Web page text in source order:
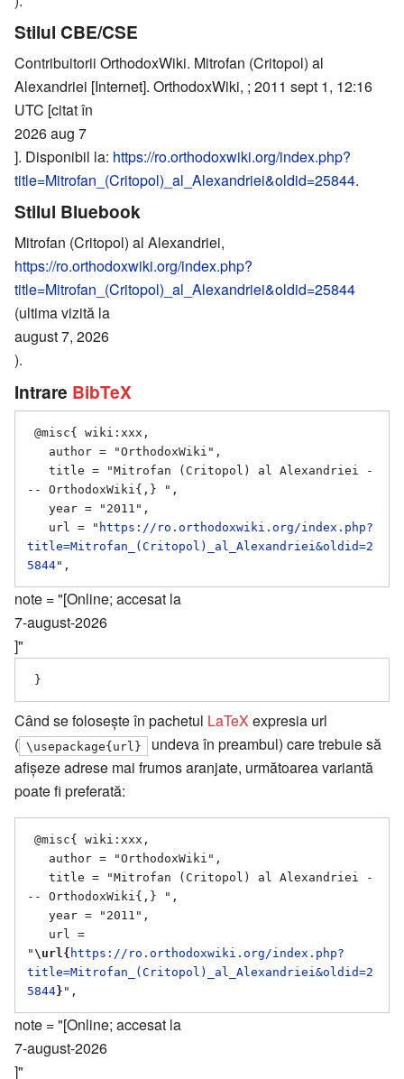
Stilul CBE/CSE
Contribuitorii OrthodoxWiki. Mitrofan (Critopol) al
Alexandriei [Internet]. OrthodoxWiki, ; 2011 sept 1, 12:16
UTC [citat în
2026 aug 7
]. Disponibil la: https://ro.orthodoxwiki.org/index.php?
title=Mitrofan_(Critopol)_al_Alexandriei&oldid=25844.
Stilul Bluebook
Mitrofan (Critopol) al Alexandriei,
https://ro.orthodoxwiki.org/index.php?
title=Mitrofan_(Critopol)_al_Alexandriei&oldid=25844
(ultima vizită la
august 7, 2026
).
Intrare BibTeX
-- OrthodoxWiki{,} ",
   url = "
https://ro.orthodoxwiki.org/index.php?
title=Mitrofan_(Critopol)_al_Alexandriei&oldid=2
5844
note = "[Online; accesat la
7-august-2026
]"
Când se folosește în pachetul LaTeX expresia url
( \usepackage{url}
undeva în preambul) care trebuie să
afișeze adrese mai frumos aranjate, următoarea variantă
poate fi preferată:
-- OrthodoxWiki{,} ",
" \url{ https://ro.orthodoxwiki.org/index.php?
title=Mitrofan_(Critopol)_al_Alexandriei&oldid=2
5844}
note = "[Online; accesat la
7-august-2026
]"